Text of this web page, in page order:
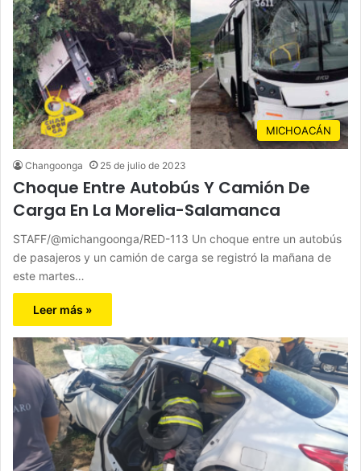
MICHOACÁN
Changoonga 25 de julio de 2023
Choque Entre Autobús Y Camión De
Carga En La Morelia-Salamanca
STAFF/@michangoonga/RED-113 Un choque entre un autobús
de pasajeros y un camión de carga se registró la mañana de
este martes…
Leer más »